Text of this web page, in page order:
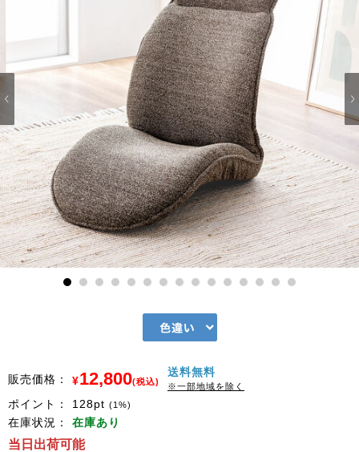
10 11 12 13 14
販売価格： ¥12,800(税込)
送料無料
※一部地域を除く
ポイント： 128pt (1%)
在庫状況： 在庫あり
当日出荷可能